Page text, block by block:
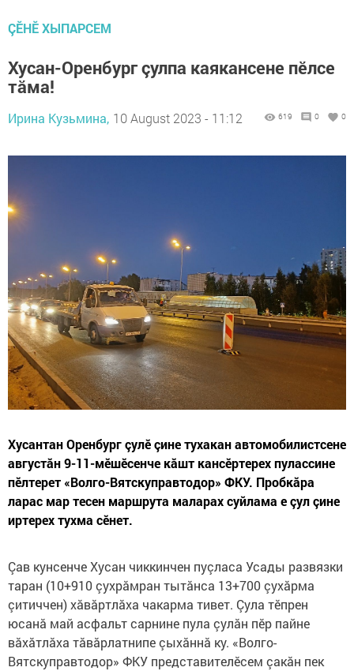
ÇӖНӖ ХЫПАРСЕМ
Хусан-Оренбург çулпа каякансене пӗлсе
тăма!
Ирина Кузьмина, 10 August 2023 - 11:12 619 0 0
Хусантан Оренбург çулӗ çине тухакан автомобилистсене
августăн 9-11-мӗшӗсенче кăшт кансӗртерех пулассине
пӗлтерет «Волго-Вятскуправтодор» ФКУ. Пробкăра
ларас мар тесен маршрута маларах суйлама е çул çине
иртерех тухма сӗнет.
Çав кунсенче Хусан чиккинчен пуçласа Усады развязки
таран (10+910 çухрăмран тытăнса 13+700 çухăрма
çитиччен) хăвăртлăха чакарма тивет. Çула тӗпрен
юсанă май асфальт сарнине пула çулăн пӗр пайне
вăхăтлăха тăвăрлатнипе çыхăннă ку. «Волго-
Вятскуправтодор» ФКУ представителӗсем çакăн пек